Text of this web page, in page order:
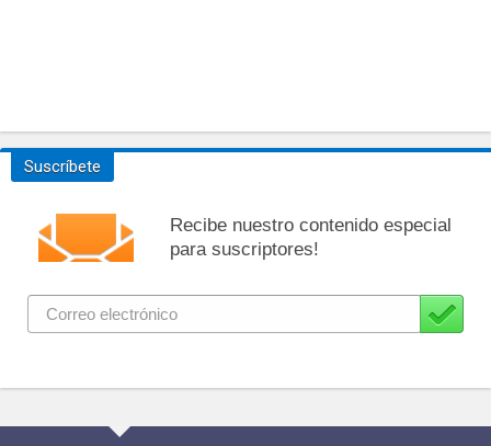
Suscríbete
Recibe nuestro contenido especial
para suscriptores!